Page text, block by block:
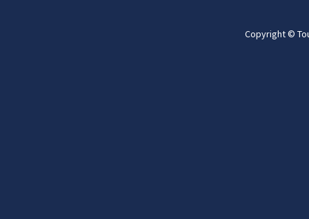
Copyright ©